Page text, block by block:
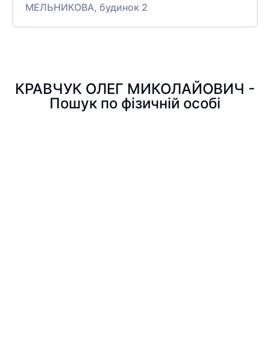
МЕЛЬНИКОВА, будинок 2
КРАВЧУК ОЛЕГ МИКОЛАЙОВИЧ -
Пошук по фізичній особі